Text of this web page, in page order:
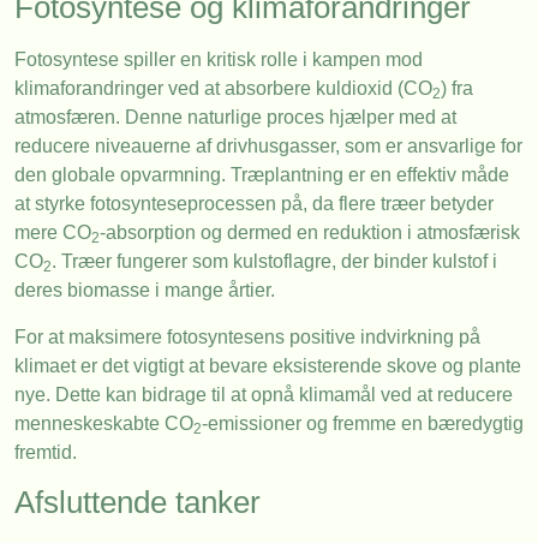
Fotosyntese og klimaforandringer
Fotosyntese spiller en kritisk rolle i kampen mod
klimaforandringer ved at absorbere kuldioxid (CO2) fra
atmosfæren. Denne naturlige proces hjælper med at
reducere niveauerne af drivhusgasser, som er ansvarlige for
den globale opvarmning. Træplantning er en effektiv måde
at styrke fotosynteseprocessen på, da flere træer betyder
mere CO2-absorption og dermed en reduktion i atmosfærisk
CO2. Træer fungerer som kulstoflagre, der binder kulstof i
deres biomasse i mange årtier.
For at maksimere fotosyntesens positive indvirkning på
klimaet er det vigtigt at bevare eksisterende skove og plante
nye. Dette kan bidrage til at opnå klimamål ved at reducere
menneskeskabte CO2-emissioner og fremme en bæredygtig
fremtid.
Afsluttende tanker